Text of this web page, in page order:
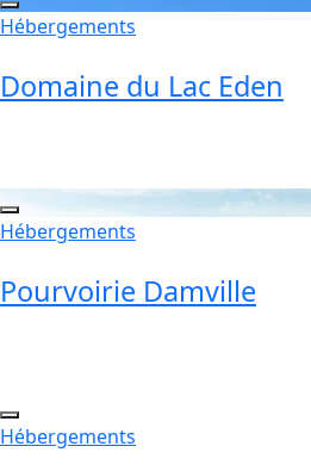
Hébergements
Domaine du Lac Eden
Hébergements
Pourvoirie Damville
Hébergements